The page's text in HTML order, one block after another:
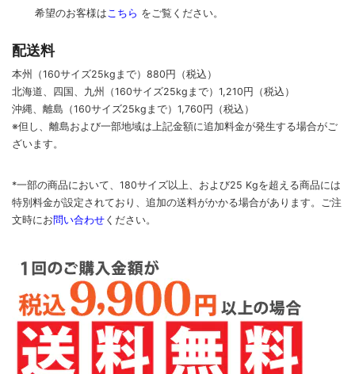
希望のお客様は こちら をご覧ください。
配送料
本州（160サイズ25kgまで）880円（税込）
北海道、四国、九州
（160サイズ25kgまで） 1,210円（税込）
沖縄、離島 （160サイズ25kgまで） 1,760円（税込）
※但し、離島および一部地域は上記金額に追加料金が発生する場合がご
ざいます。
*一部の商品において、180サイズ以上、および25 Kgを超える商品には
特別料金が設定されており、追加の送料がかかる場合があります。
ご注
文時に お問い合わせ ください。